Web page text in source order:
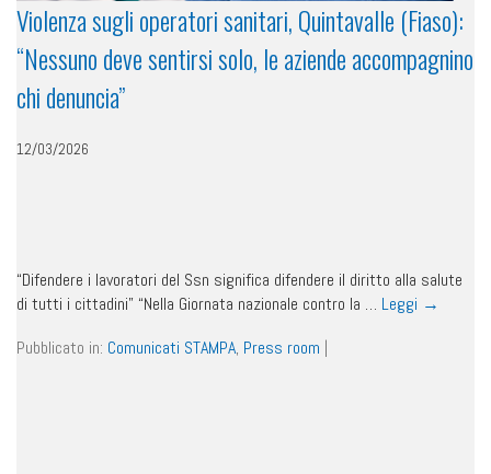
Violenza sugli operatori sanitari, Quintavalle (Fiaso):
“Nessuno deve sentirsi solo, le aziende accompagnino
chi denuncia”
12/03/2026
“Difendere i lavoratori del Ssn significa difendere il diritto alla salute
di tutti i cittadini” “Nella Giornata nazionale contro la … Leggi →
Pubblicato in: Comunicati STAMPA, Press room |